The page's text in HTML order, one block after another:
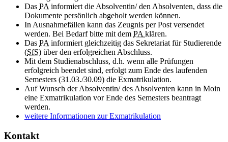
Das PAinformiert die Absolventin/ den Absolventen, dass die
Dokumente persönlich abgeholt werden können.
In Ausnahmefällen kann das Zeugnis per Post versendet
werden. Bei Bedarf bitte mit dem PAklären.
Das PAinformiert gleichzeitig das Sekretariat für Studierende
(SfS) über den erfolgreichen Abschluss.
Mit dem Studienabschluss, d.h. wenn alle Prüfungen
erfolgreich beendet sind, erfolgt zum Ende des laufenden
Semesters (31.03./30.09) die Exmatrikulation.
Auf Wunsch der Absolventin/ des Absolventen kann in Moin
eine Exmatrikulation vor Ende des Semesters beantragt
werden.
weitere Informationen zur Exmatrikulation
Kontakt